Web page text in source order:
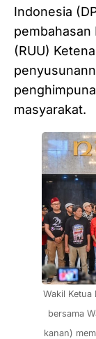
Indonesia
pembahasan
(RUU)
masyarakat.
Wakil Ketua
bersama
kanan)